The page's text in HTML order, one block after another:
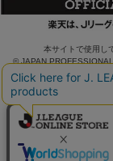
本サイトで使用し
© JAPAN